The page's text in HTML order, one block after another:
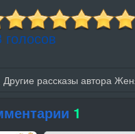
голосов
Другие рассказы автора
1